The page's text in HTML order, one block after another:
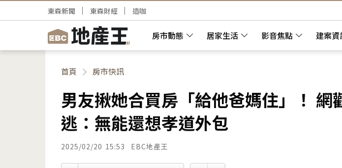
房市動態 居家生活 影音焦點 建案資
東森新聞 東森財經 造咖
首頁 房市快訊
男友揪她合買房「給他爸媽住」！ 網
逃：無能還想孝道外包
2025/02/20 15:53 EBC地產王